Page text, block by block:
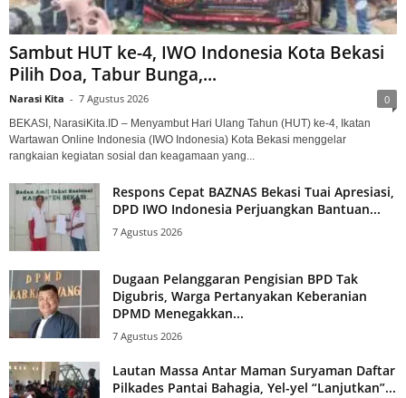
Sambut HUT ke-4, IWO Indonesia Kota Bekasi
Pilih Doa, Tabur Bunga,...
Narasi Kita - 7 Agustus 2026 0
BEKASI, NarasiKita.ID – Menyambut Hari Ulang Tahun (HUT) ke-4, Ikatan
Wartawan Online Indonesia (IWO Indonesia) Kota Bekasi menggelar
rangkaian kegiatan sosial dan keagamaan yang...
Respons Cepat BAZNAS Bekasi Tuai Apresiasi,
DPD IWO Indonesia Perjuangkan Bantuan...
7 Agustus 2026
Dugaan Pelanggaran Pengisian BPD Tak
Digubris, Warga Pertanyakan Keberanian
DPMD Menegakkan...
7 Agustus 2026
Lautan Massa Antar Maman Suryaman Daftar
Pilkades Pantai Bahagia, Yel-yel “Lanjutkan”...